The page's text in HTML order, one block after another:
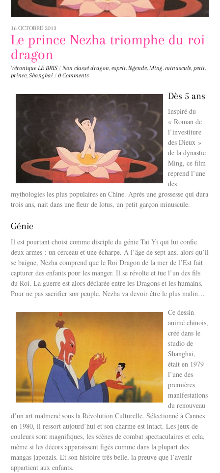
16 OCTOBRE 2013
Le prince Nezha triomphe du roi
dragon
Véronique LE BRIS / Non classé dragon,esprit,légende, Ming, minuscule, petit,
prince,Shanghai / 0 Comments
Dès 5 ans
Inspiré du
« Roman de
l’investiture
des Dieux »
de la dynastie
Ming, ce film
reprend l’une
des
mythologies les plus populaires en Chine. Après une grossesse qui dura
trois ans, nait dans une fleur de lotus, un petit garçon minuscule.
Génie
Il est pourtant choisi comme disciple du génie Tai Yi qui lui confie
deux armes : un cerceau et une écharpe. A l’âge de sept ans, alors qu’il
se baigne, Nezha comprend que le Roi Dragon de la mer de l’Est fait
capturer des enfants pour les manger. Il se révolte et tue l’un des fils
du Roi. La guerre est alors déclarée entre les Dragons et les humains.
Pour ne pas sacrifier son peuple, Nezha va devoir être le plus malin…
Ce dessin
animé chinois,
créé dans le
studio de
Shanghai,
était en 1979
l’une des
premières
manifestations
du renouveau
d’un art malmené sous la Révolution Culturelle. Sélectionné à Cannes
en 1980, il ressort aujourd’hui et son charme est intact. Les jeux de
couleurs sont magnifiques, les scènes de combat spectaculaires et cela,
même si les décors apparaissent figés comme dans la plupart des
mangas japonais. Et son histoire très belle, la preuve que l’avenir
appartient aux enfants.